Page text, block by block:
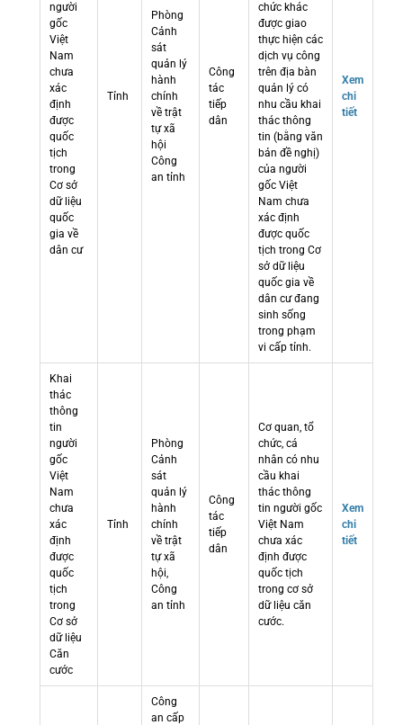
người
gốc
Việt
Nam
chưa
xác
định
được
quốc
tịch
trong
Cơ sở
dữ liệu
quốc
gia về
dân cư
Tỉnh
Phòng
Cảnh
sát
quản lý
hành
chính
về trật
tự xã
hội
Công
an tỉnh
Công
tác
tiếp
dân
chức khác
được giao
thực hiện các
dịch vụ công
trên địa bàn
quản lý có
nhu cầu khai
thác thông
tin (bằng văn
bản đề nghị)
của người
gốc Việt
Nam chưa
xác định
được quốc
tịch trong Cơ
sở dữ liệu
quốc gia về
dân cư đang
sinh sống
trong phạm
vi cấp tỉnh.
Xem
chi
tiết
Khai
thác
thông
tin
người
gốc
Việt
Nam
chưa
xác
định
được
quốc
tịch
trong
Cơ sở
dữ liệu
Căn
cước
Tỉnh
Phòng
Cảnh
sát
quản lý
hành
chính
về trật
tự xã
hội,
Công
an tỉnh
Công
tác
tiếp
dân
Cơ quan, tổ
chức, cá
nhân có nhu
cầu khai
thác thông
tin người gốc
Việt Nam
chưa xác
định được
quốc tịch
trong cơ sở
dữ liệu căn
cước.
Xem
chi
tiết
Công
an cấp